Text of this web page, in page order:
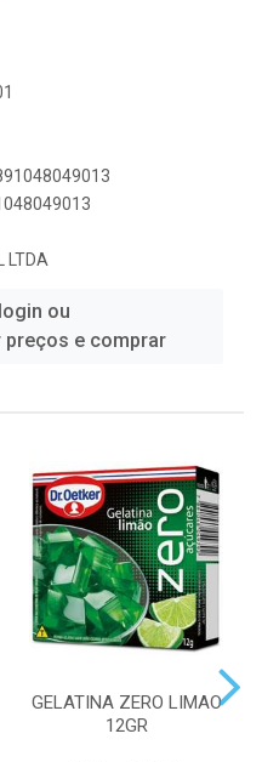
LTDA
ou
preços e comprar
GELATINA ZERO LIMAO
12GR